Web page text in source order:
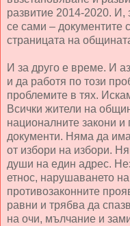
развитие 2014-2020. И,
се сами – документите
страницата на
И за друго е време. И
и да работя по този
проблемите в тях.
Всички жители на
националните закони
документи. Няма да
от избори на избори.
души на един адрес.
етнос, нарушаването
противозаконните
равни и трябва да
на очи, мълчание и